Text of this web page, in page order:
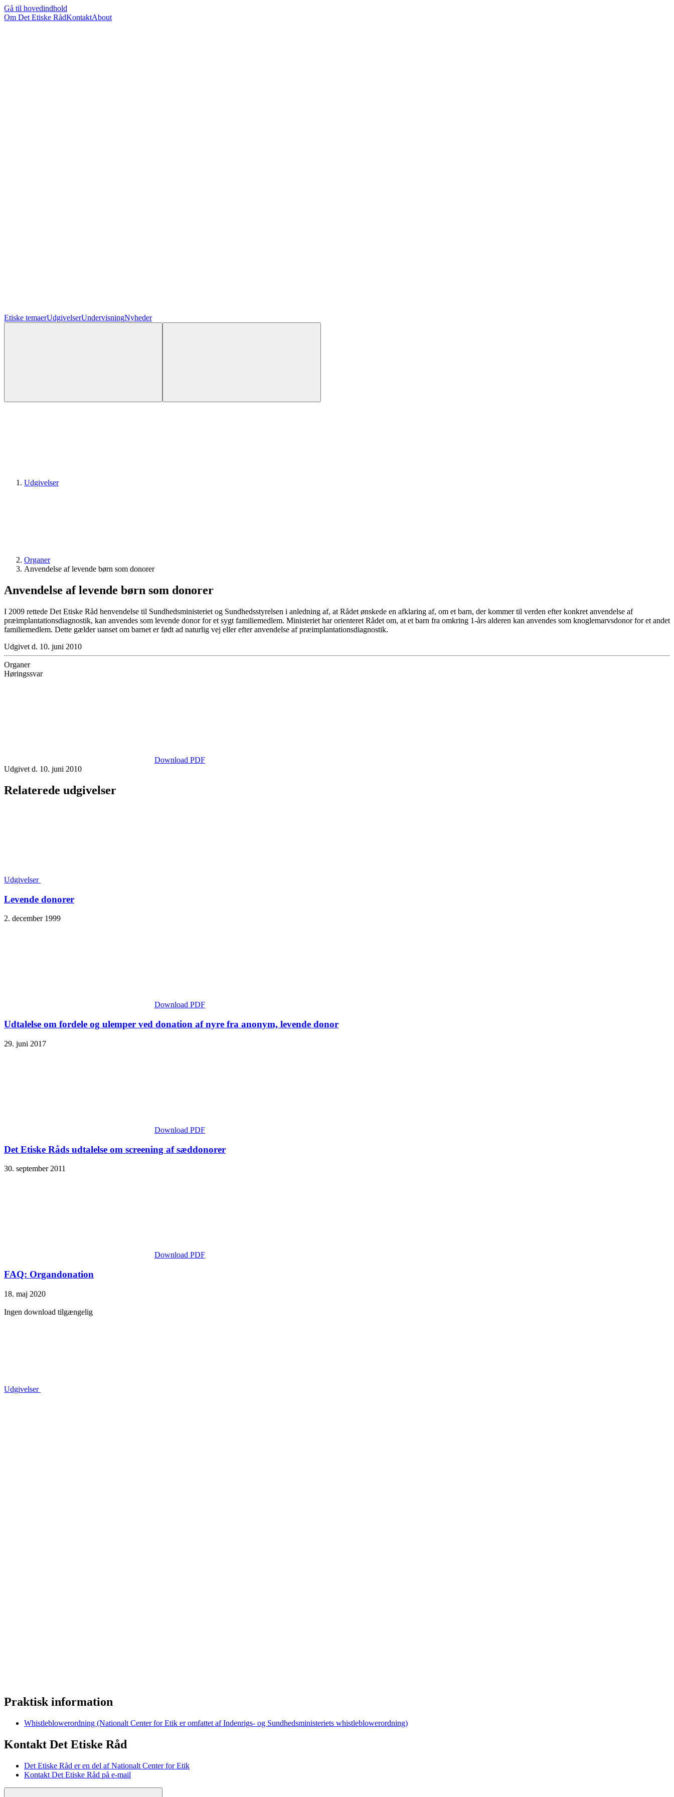
Gå til hovedindhold
Om Det Etiske RådKontaktAbout
Etiske temaerUdgivelserUndervisningNyheder
Udgivelser
Organer
Anvendelse af levende børn som donorer
Anvendelse af levende børn som donorer
I 2009 rettede Det Etiske Råd henvendelse til Sundhedsministeriet og Sundhedsstyrelsen i anledning af, at Rådet ønskede en afklaring af, om et barn, der kommer til verden efter konkret anvendelse af
præimplantationsdiagnostik, kan anvendes som levende donor for et sygt familiemedlem. Ministeriet har orienteret Rådet om, at et barn fra omkring 1-års alderen kan anvendes som knoglemarvsdonor for et andet
familiemedlem. Dette gælder uanset om barnet er født ad naturlig vej eller efter anvendelse af præimplantationsdiagnostik.
Udgivet d. 10. juni 2010
Organer
Høringssvar
Download PDF
Udgivet d. 10. juni 2010
Relaterede udgivelser
Udgivelser
Levende donorer
2. december 1999
Download PDF
Udtalelse om fordele og ulemper ved donation af nyre fra anonym, levende donor
29. juni 2017
Download PDF
Det Etiske Råds udtalelse om screening af sæddonorer
30. september 2011
Download PDF
FAQ: Organdonation
18. maj 2020
Ingen download tilgængelig
Udgivelser
Praktisk information
Whistleblowerordning (Nationalt Center for Etik er omfattet af Indenrigs- og Sundhedsministeriets whistleblowerordning)
Kontakt Det Etiske Råd
Det Etiske Råd er en del af Nationalt Center for Etik
Kontakt Det Etiske Råd på e-mail